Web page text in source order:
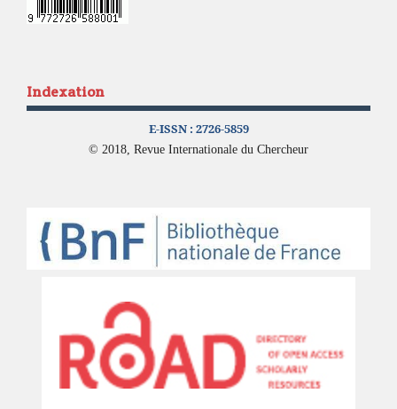
Indexation
E-ISSN : 2726-5859
© 2018, Revue Internationale du Chercheur